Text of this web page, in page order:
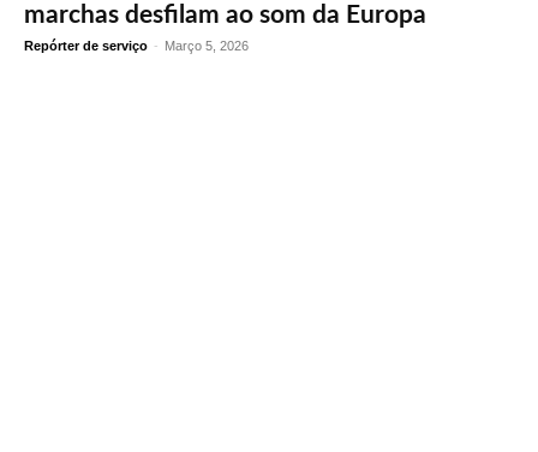
marchas desfilam ao som da Europa
Repórter de serviço - Março 5, 2026